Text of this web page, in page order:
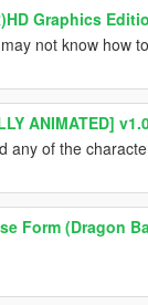
Graphics
not know how
ANIMATED]
any of the
Form (Dragon